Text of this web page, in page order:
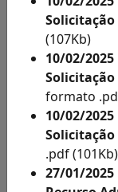
Ano
Inscritos
Como
por
Ano
de
Condição
Especial
Solicitação
(107Kb)
10/02/2025
formato
10/02/2025
.pdf (101Kb)
27/01/2025